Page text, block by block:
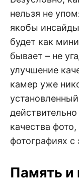
нельзя не
якобы
будет как
бывает – не
улучшение
камер уже
качества
фотографиях
Память и